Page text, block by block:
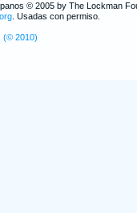
© 2005 by The Lockman
. Usadas con permiso.
(© 2010)